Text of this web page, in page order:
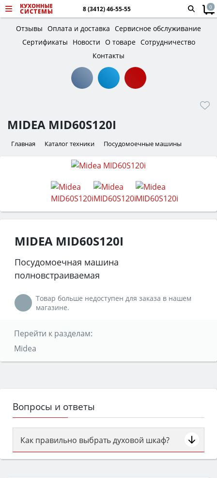
8 (3412) 46-55-55 0
Отзывы Оплата и доставка Сервисное обслуживание
Сертификаты
Новости О товаре Сотрудничество
Контакты
MIDEA MID60S120I
Главная Каталог техники Посудомоечные машины
MIDEA MID60S120I
Посудомоечная машина
полновстраиваемая
Товар больше недоступен для заказа в нашем
магазине.
Перейти к разделам:
Midea
Вопросы и ответы
Как правильно выбрать духовой шкаф?
Сначала определитесь с типом (газовый или